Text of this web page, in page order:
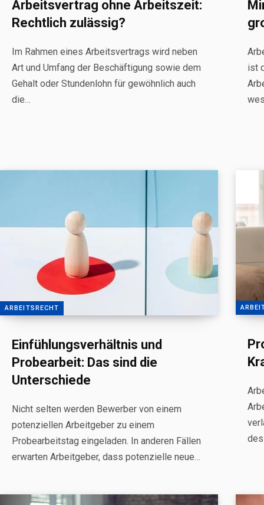
Arbeitsvertrag ohne Arbeitszeit:
Rechtlich zulässig?
Im Rahmen eines Arbeitsvertrags wird neben
Art und Umfang der Beschäftigung sowie dem
Gehalt oder Stundenlohn für gewöhnlich auch
die…
ist
ARBEITSRECHT
Einfühlungsverhältnis und
Probearbeit: Das sind die
Unterschiede
Nicht selten werden Bewerber von einem
potenziellen Arbeitgeber zu einem
Probearbeitstag eingeladen. In anderen Fällen
erwarten Arbeitgeber, dass potenzielle neue…